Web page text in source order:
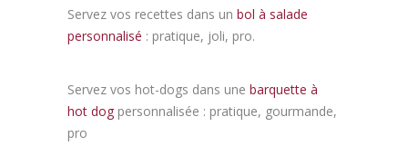
Servez vos recettes dans un bol à salade
personnalisé : pratique, joli, pro.
Servez vos hot-dogs dans une barquette à
hot dog personnalisée : pratique, gourmande,
pro